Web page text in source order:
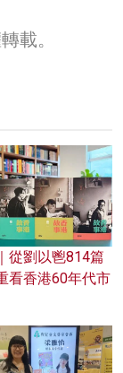
載。
從劉以鬯814篇
看香港60年代市